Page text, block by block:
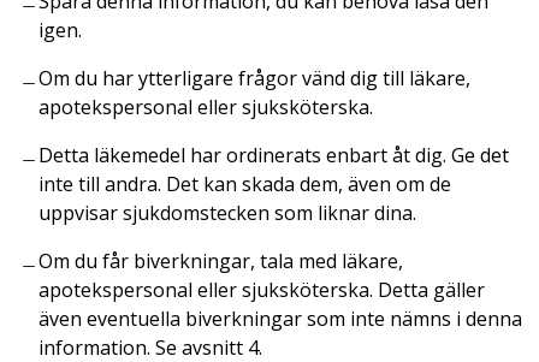
igen.
Om du har ytterligare frågor vänd dig till läkare,
apotekspersonal eller sjuksköterska.
Detta läkemedel har ordinerats enbart åt dig. Ge det
inte till andra. Det kan skada dem, även om de
uppvisar sjukdomstecken som liknar dina.
Om du får biverkningar, tala med läkare,
apotekspersonal eller sjuksköterska. Detta gäller
även eventuella biverkningar som inte nämns i denna
information. Se avsnitt 4.